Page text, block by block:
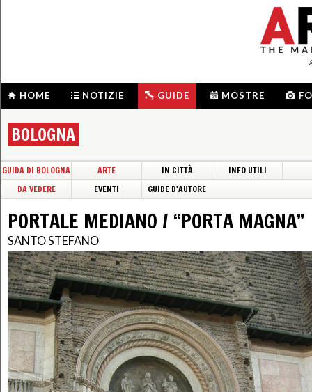
HOME NOTIZIE GUIDE MOSTRE
BOLOGNA
GUIDA DI BOLOGNA ARTE IN CITTÀ
INFO UTILI
DA VEDERE
EVENTI GUIDE D'AUTORE
PORTALE MEDIANO / “PORTA MAGNA”
SANTO STEFANO